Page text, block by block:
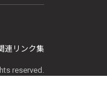
連リンク集
reserved.